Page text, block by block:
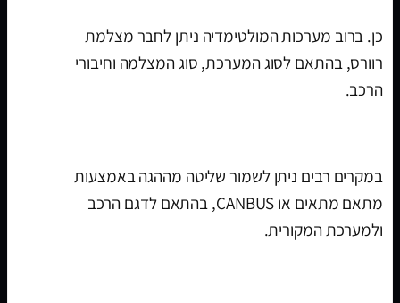
כן. ברוב מערכות המולטימדיה ניתן לחבר מצלמת
רוורס, בהתאם לסוג המערכת, סוג המצלמה וחיבורי
הרכב.
במקרים רבים ניתן לשמור שליטה מההגה באמצעות
מתאם מתאים או CANBUS, בהתאם לדגם הרכב
ולמערכת המקורית.